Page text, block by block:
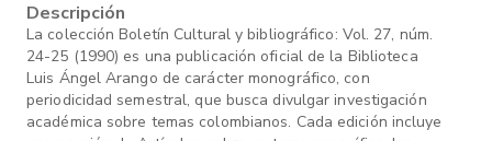
Descripción
La colección Boletín Cultural y bibliográfico: Vol. 27, núm.
24-25 (1990) es una publicación oficial de la Biblioteca
Luis Ángel Arango de carácter monográfico, con
periodicidad semestral, que busca divulgar investigación
académica sobre temas colombianos. Cada edición incluye